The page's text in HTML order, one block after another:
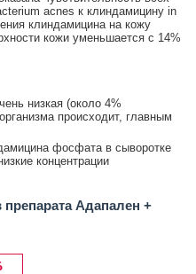
acnes к клиндамицину in
клиндамицина на кожу
кожи уменьшается с 14%
низкая (около 4%
происходит, главным
фосфата в сыворотке
концентрации
Адапален +